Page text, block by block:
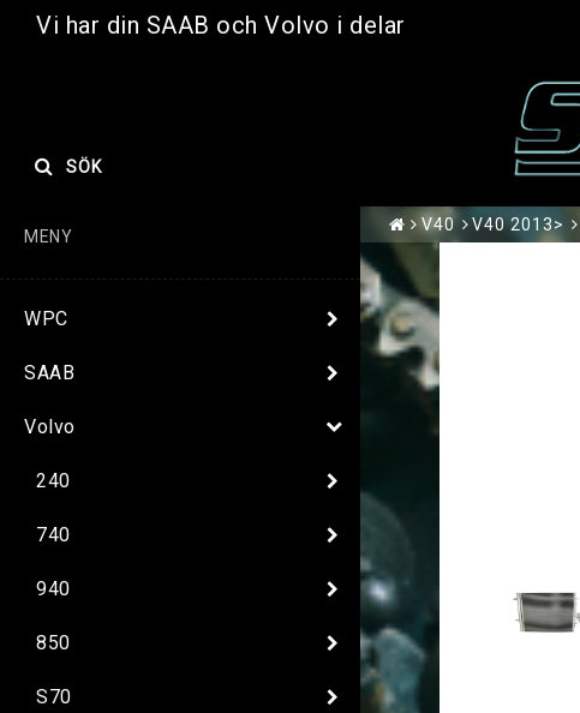
Vi har din SAAB och Volvo i delar
SÖK
MENY
WPC
SAAB
Volvo
240
740
940
850
S70
V40 V40 2013>